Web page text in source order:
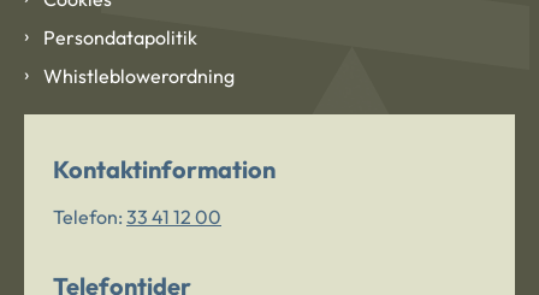
Persondatapolitik
Whistleblowerordning
Kontaktinformation
Telefon: 33 41 12 00
Telefontider